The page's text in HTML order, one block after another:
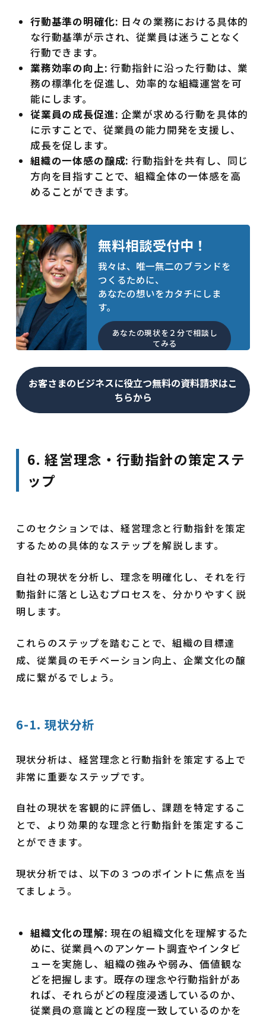
行動基準の明確化: 日々の業務における具体的
な行動基準が示され、従業員は迷うことなく
行動できます。
業務効率の向上: 行動指針に沿った行動は、業
務の標準化を促進し、効率的な組織運営を可
能にします。
従業員の成長促進: 企業が求める行動を具体的
に示すことで、従業員の能力開発を支援し、
成長を促します。
組織の一体感の醸成: 行動指針を共有し、同じ
方向を目指すことで、組織全体の一体感を高
めることができます。
無料相談受付中！
我々は、唯一無二のブランドを
つくるために、
あなたの想いをカタチにしま
す。
あなたの現状を２分で相談し
てみる
お客さまのビジネスに役立つ無料の資料請求はこ
ちらから
6. 経営理念・行動指針の策定ステ
ップ
このセクションでは、経営理念と行動指針を策定
するための具体的なステップを解説します。
自社の現状を分析し、理念を明確化し、それを行
動指針に落とし込むプロセスを、分かりやすく説
明します。
これらのステップを踏むことで、組織の目標達
成、従業員のモチベーション向上、企業文化の醸
成に繋がるでしょう。
6-1. 現状分析
現状分析は、経営理念と行動指針を策定する上で
非常に重要なステップです。
自社の現状を客観的に評価し、課題を特定するこ
とで、より効果的な理念と行動指針を策定するこ
とができます。
現状分析では、以下の３つのポイントに焦点を当
てましょう。
組織文化の理解: 現在の組織文化を理解するた
めに、従業員へのアンケート調査やインタビ
ューを実施し、組織の強みや弱み、価値観な
どを把握します。既存の理念や行動指針があ
れば、それらがどの程度浸透しているのか、
従業員の意識とどの程度一致しているのかを